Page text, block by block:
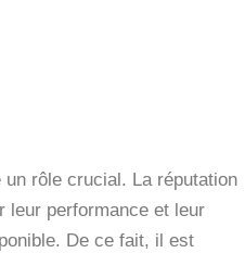
rôle crucial. La réputation
leur performance et leur
De ce fait, il est